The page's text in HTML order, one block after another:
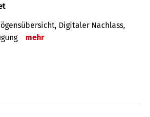
Digitaler Nach­lass,
mehr